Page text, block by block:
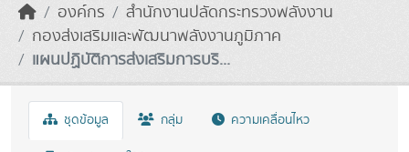
องค์กร
สำนักงานปลัดกระทรวงพลังงาน
กองส่งเสริมและพัฒนาพลังงานภูมิภาค
แผนปฏิบัติการส่งเสริมการบริ...
ชุดข้อมูล กลุ่ม ความเคลื่อนไหว